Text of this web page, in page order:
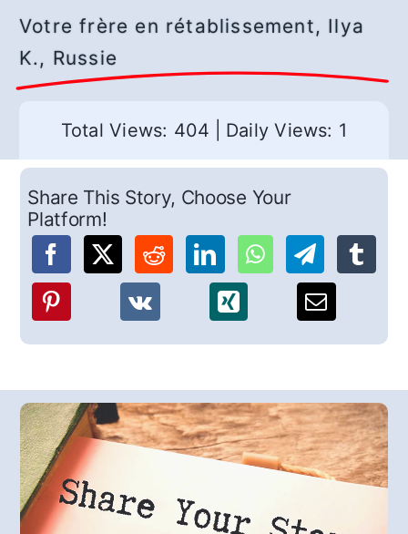
Votre frère en rétablissement, Ilya
K., Russie
Total Views: 404 Daily Views: 1
Share This Story, Choose Your
Platform!